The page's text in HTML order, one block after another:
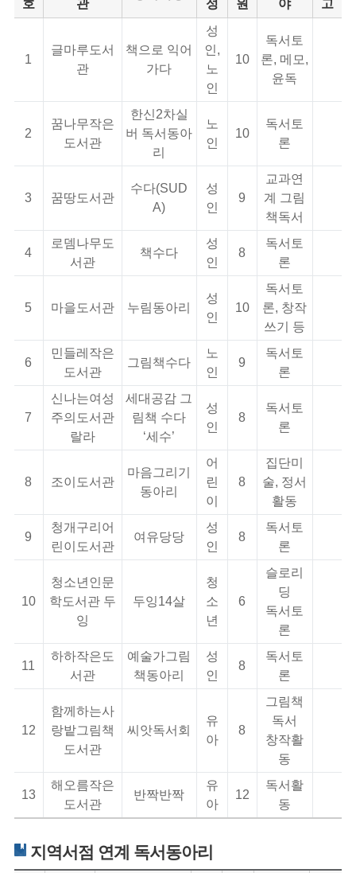
호 관 성 원 야 고
1
글마루도서
관
책으로 익어
가다
성
인,
노
인
10
독서토
론, 메모,
윤독
2
꿈나무작은
도서관
한신2차실
버 독서동아
리
노
인
10
독서토
론
3 꿈땅도서관
수다(SUD
A)
성
인
9
교과연
계 그림
책독서
4
로뎀나무도
서관
책수다
성
인
8
독서토
론
5 마을도서관 누림동아리
성
인
10
독서토
론, 창작
쓰기 등
6
민들레작은
도서관
그림책수다
노
인
9
독서토
론
7
신나는여성
주의도서관
랄라
세대공감 그
림책 수다
‘세수’
성
인
8
독서토
론
8 조이도서관
마음그리기
동아리
어
린
이
8
집단미
술, 정서
활동
9
청개구리어
린이도서관
여유당당
성
인
8
독서토
론
10
청소년인문
학도서관 두
잉
두잉14살
청
소
년
6
슬로리
딩
독서토
론
11
하하작은도
서관
예술가그림
책동아리
성
인
8
독서토
론
12
함께하는사
랑밭그림책
도서관
씨앗독서회
유
아
8
그림책
독서
창작활
동
13
해오름작은
도서관
반짝반짝
유
아
12
독서활
동
지역서점 연계 독서동아리